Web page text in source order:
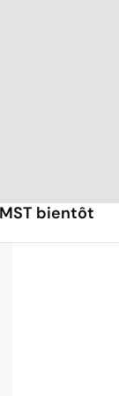
bientôt